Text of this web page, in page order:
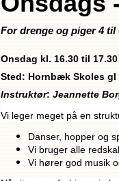
For drenge og piger 4 til
Onsdag kl. 16.30 til 17.30
Sted: Hornbæk Skoles gl
Instruktør:Jeannette
Vi leger meget på en
Danser, hopper og
Vi bruger alle
Vi hører god musik